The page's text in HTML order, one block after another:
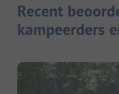
Recent
kampeerders